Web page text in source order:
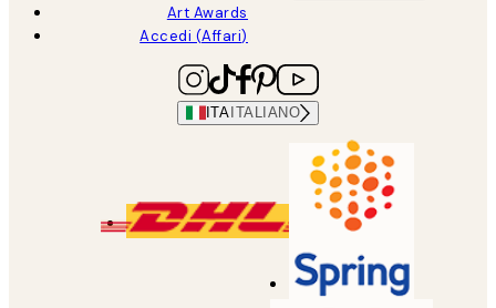
Art Awards
Accedi (Affari)
ITA ITALIANO